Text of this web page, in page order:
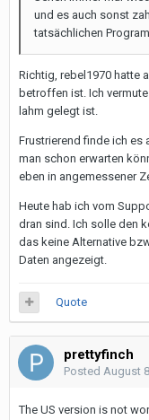
und es auch sonst
tatsächlichen
Richtig, rebel1970 hatte
betroffen ist. Ich
lahm gelegt ist.
Frustrierend finde ich es
man schon erwarten
eben in angemessener
Heute hab ich vom
dran sind. Ich solle den
das keine Alternative
Daten angezeigt.
Quote
prettyfinch
Posted August
The US version is not